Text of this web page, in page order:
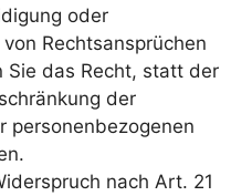
oder
Rechtsansprüchen
Sie das Recht, statt der
der
personenbezogenen
nach Art. 21